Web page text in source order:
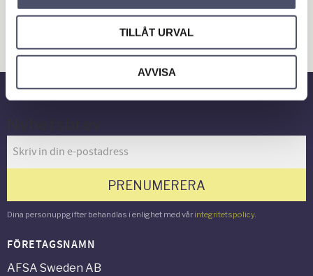
TILLÅT URVAL
AVVISA
Hus & Hem
Verkstad & Industri
Gård & Grönyta
PRENUMERERA
Dina personuppgifter behandlas i enlighet med vår integritetspolicy.
FÖRETAGSNAMN
AFSA Sweden AB